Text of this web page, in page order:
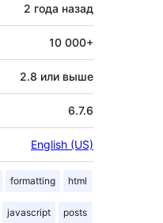
2 года назад
10 000+
2.8 или выше
6.7.6
English (US)
formatting html
javascript posts